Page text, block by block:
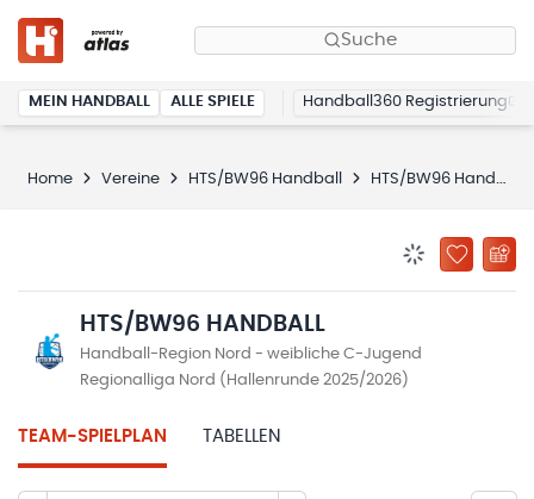
Suche
MEIN HANDBALL ALLE SPIELE Handball360 Registrierung
Home Vereine HTS/BW96 Handball HTS/BW96 Handball
ZU
HTS/BW96 HANDBALL
Handball-Region Nord - weibliche C-Jugend
Regionalliga Nord (Hallenrunde 2025/2026)
TEAM-SPIELPLAN TABELLEN